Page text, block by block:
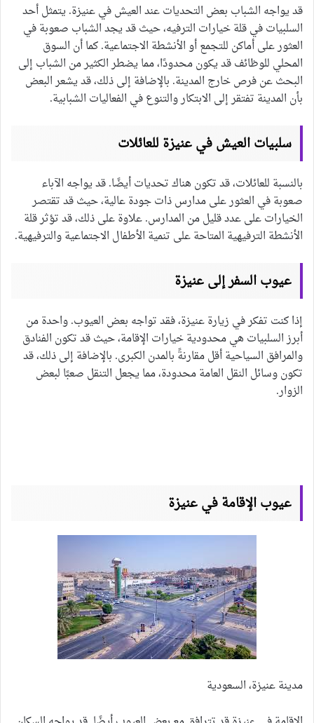
قد يواجه الشباب بعض التحديات عند العيش في عنيزة. يتمثل أحد
السلبيات في قلة خيارات الترفيه، حيث قد يجد الشباب صعوبة في
العثور على أماكن للتجمع أو الأنشطة الاجتماعية. كما أن السوق
المحلي للوظائف قد يكون محدودًا، مما يضطر الكثير من الشباب إلى
البحث عن فرص خارج المدينة. بالإضافة إلى ذلك، قد يشعر البعض
بأن المدينة تفتقر إلى الابتكار والتنوع في الفعاليات الشبابية.
سلبيات العيش في عنيزة للعائلات
بالنسبة للعائلات، قد تكون هناك تحديات أيضًا. قد يواجه الآباء
صعوبة في العثور على مدارس ذات جودة عالية، حيث قد تقتصر
الخيارات على عدد قليل من المدارس. علاوة على ذلك، قد تؤثر قلة
الأنشطة الترفيهية المتاحة على تنمية الأطفال الاجتماعية والترفيهية.
عيوب السفر إلى عنيزة
إذا كنت تفكر في زيارة عنيزة، فقد تواجه بعض العيوب. واحدة من
أبرز السلبيات هي محدودية خيارات الإقامة، حيث قد تكون الفنادق
والمرافق السياحية أقل مقارنةً بالمدن الكبرى. بالإضافة إلى ذلك، قد
تكون وسائل النقل العامة محدودة، مما يجعل التنقل صعبًا لبعض
الزوار.
عيوب الإقامة في عنيزة
مدينة عنيزة، السعودية